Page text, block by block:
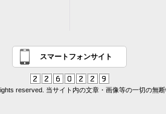
スマートフォンサイト
reserved. 当サイト内の文章・画像等の一切の無断